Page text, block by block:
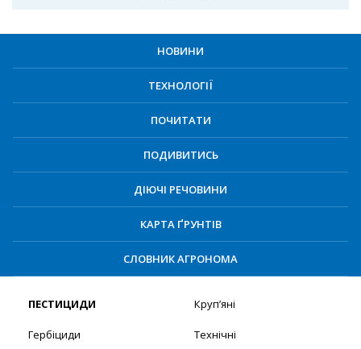
НОВИНИ
ТЕХНОЛОГІЇ
ПОЧИТАТИ
ПОДИВИТИСЬ
ДІЮЧІ РЕЧОВИНИ
КАРТА ҐРУНТІВ
СЛОВНИК АГРОНОМА
ПЕСТИЦИДИ
Гербіциди
Круп’яні
Технічні